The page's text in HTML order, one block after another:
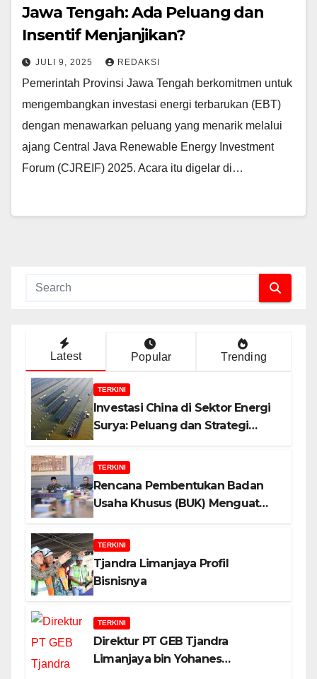
Jawa Tengah: Ada Peluang dan
Insentif Menjanjikan?
JULI 9, 2025 REDAKSI
Pemerintah Provinsi Jawa Tengah berkomitmen untuk
mengembangkan investasi energi terbarukan (EBT)
dengan menawarkan peluang yang menarik melalui
ajang Central Java Renewable Energy Investment
Forum (CJREIF) 2025. Acara itu digelar di…
Latest Popular Trending
TERKINI
Investasi China di Sektor Energi
Surya: Peluang dan Strategi
TERKINI
Rencana Pembentukan Badan
Usaha Khusus (BUK) Menguat
Alasannya!
TERKINI
Tjandra Limanjaya Profil
Bisnisnya
TERKINI
Direktur PT GEB Tjandra
Limanjaya bin Yohanes